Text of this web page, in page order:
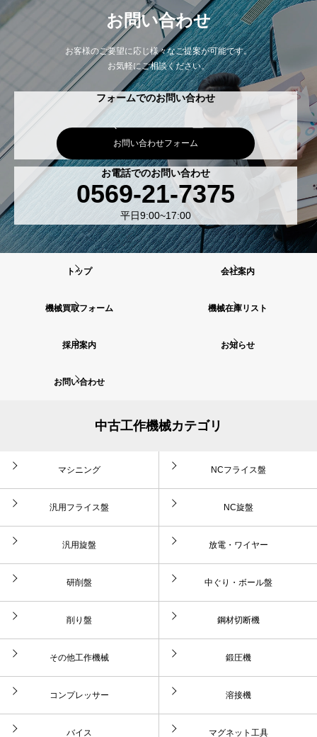
お問い合わせ
お客様のご要望に応じ様々なご提案が可能です。
お気軽にご相談ください。
フォームでのお問い合わせ
お問い合わせフォーム
お電話でのお問い合わせ
0569-21-7375
平日9:00~17:00
トップ 会社案内
機械買取フォーム 機械在庫リスト
採用案内 お知らせ
お問い合わせ
中古工作機械カテゴリ
マシニング NCフライス盤
汎用フライス盤 NC旋盤
汎用旋盤 放電・ワイヤー
研削盤 中ぐり・ボール盤
削り盤 鋼材切断機
その他工作機械 鍛圧機
コンプレッサー 溶接機
バイス マグネット工具